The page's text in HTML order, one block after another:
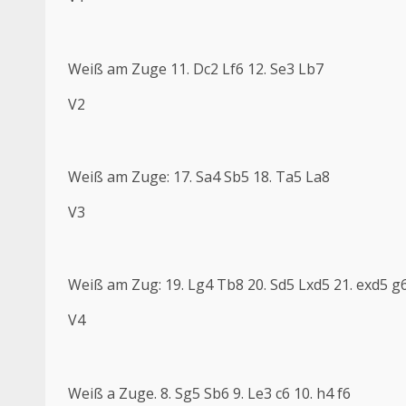
Weiß am Zuge 11. Dc2 Lf6 12. Se3 Lb7
V2
Weiß am Zuge: 17. Sa4 Sb5 18. Ta5 La8
V3
Weiß am Zug: 19. Lg4 Tb8 20. Sd5 Lxd5 21. exd5
V4
Weiß a Zuge. 8. Sg5 Sb6 9. Le3 c6 10. h4 f6